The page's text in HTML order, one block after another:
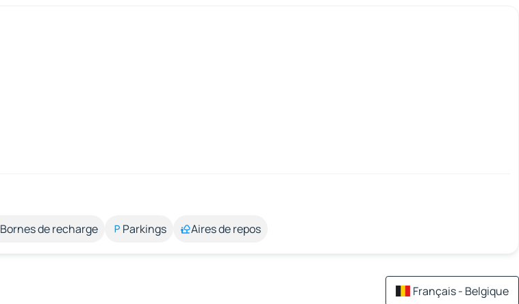
Bornes de recharge Parkings Aires de repos
Français - Belgique